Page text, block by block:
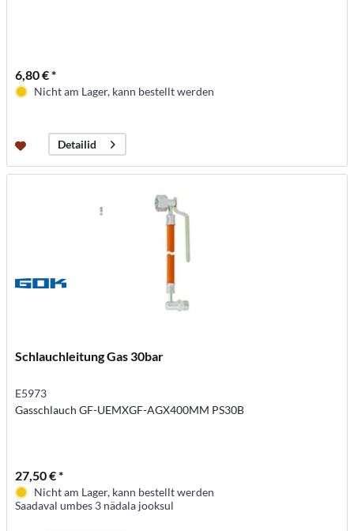
6,80 € *
Nicht am Lager, kann bestellt werden
Detailid
Schlauchleitung Gas 30bar
E5973
Gasschlauch GF-UEMXGF-AGX400MM PS30B
27,50 € *
Nicht am Lager, kann bestellt werden
Saadaval umbes 3 nädala jooksul